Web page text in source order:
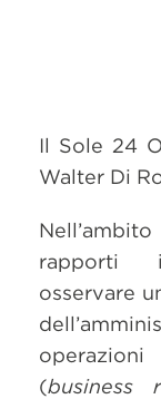
Il Sole 24
Walter Di
rapporti
osservare
operazioni
(business